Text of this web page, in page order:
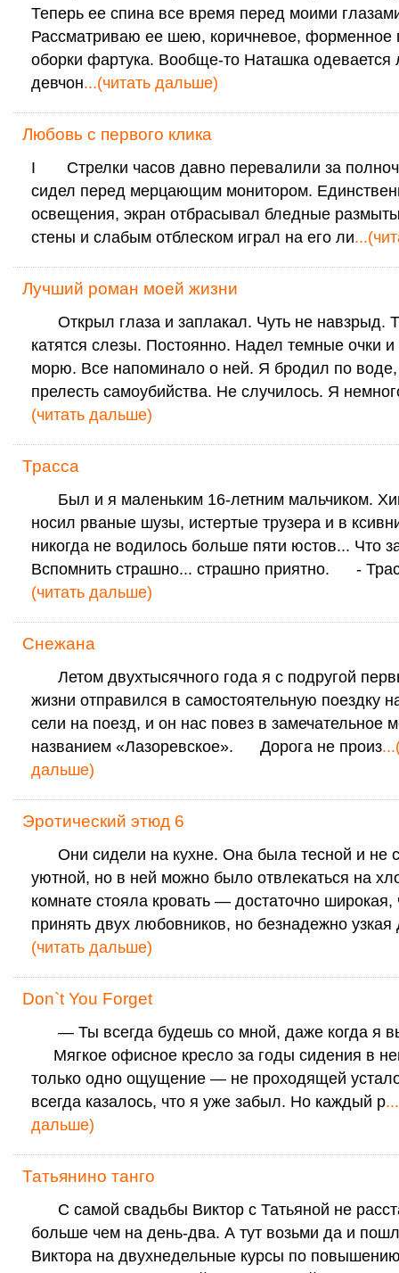
Теперь ее спина все время перед моими
Рассматриваю ее шею, коричневое, форменное
оборки фартука. Вообще-то Наташка одевается
девчон...(читать дальше)
Любовь с первого клика
I Стрелки часов давно перевалили за
сидел перед мерцающим монитором.
освещения, экран отбрасывал бледные
стены и слабым отблеском играл на его ли
Лучший роман моей жизни
Открыл глаза и заплакал. Чуть не навзрыд.
катятся слезы. Постоянно. Надел темные очки
морю. Все напоминало о ней. Я бродил по воде,
прелесть самоубийства. Не случилось. Я
(читать дальше)
Трасса
Был и я маленьким 16-летним мальчиком.
носил рваные шузы, истертые трузера и в
никогда не водилось больше пяти юстов... Что
Вспомнить страшно... страшно приятно. -
(читать дальше)
Снежана
Летом двухтысячного года я с подругой
жизни отправился в самостоятельную поездку
сели на поезд, и он нас повез в замечательное
названием «Лазоревское». Дорога не произ
дальше)
Эротический этюд 6
Они сидели на кухне. Она была тесной и не
уютной, но в ней можно было отвлекаться на
комнате стояла кровать — достаточно широкая,
принять двух любовников, но безнадежно узкая
(читать дальше)
Don`t You Forget
— Ты всегда будешь со мной, даже когда
Мягкое офисное кресло за годы сидения в
только одно ощущение — не проходящей
всегда казалось, что я уже забыл. Но каждый р
дальше)
Татьянино танго
С самой свадьбы Виктор с Татьяной не
больше чем на день-два. А тут возьми да и
Виктора на двухнедельные курсы по